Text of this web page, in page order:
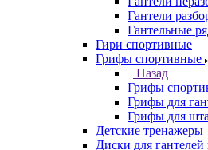
Гантели
Гантельные
Гири спортивные
Грифы спортивные
Назад
Грифы
Грифы для
Грифы для
Детские тренажеры
Диски для